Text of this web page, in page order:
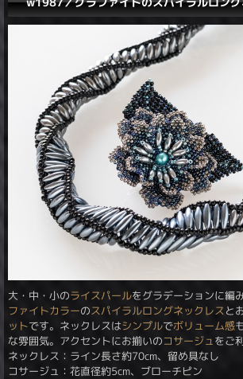
大・中・小のライスパールをグラデーションに編
ファイトカラーのスパイラルロングネックレス と
ットです。ネックレスはシンプルでボリューム感
な雰囲気。アクセントにお揃いのコサージュ をご
ネックレス：ライン長さ約70cm、留め具なし
コサージュ：花直径約5cm、ブローチピン